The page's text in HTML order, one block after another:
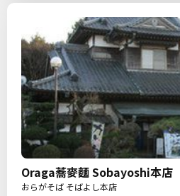
Oraga蕎麥麵 Sobayoshi本店
おらがそば そばよし本店